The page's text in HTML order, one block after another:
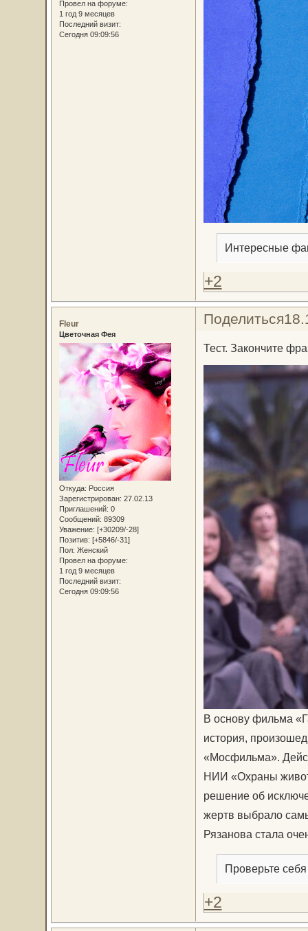
Провел на форуме:
1 год 9 месяцев
Последний визит:
Сегодня 09:09:56
Интересные
+2
Поделиться
Fleur
Цветочная Фея
Откуда: Россия
Зарегистрирован: 27.02.13
Приглашений: 0
Сообщений: 89309
Уважение: [+30209/-28]
Позитив: [+5846/-31]
Пол: Женский
Провел на форуме:
1 год 9 месяцев
Последний визит:
Сегодня 09:09:56
Тест. Закончите
В основу фильма
история,
«Мосфильма».
НИИ «Охраны
решение об
жертв выбрало
Рязанова стала
Проверьте
+2